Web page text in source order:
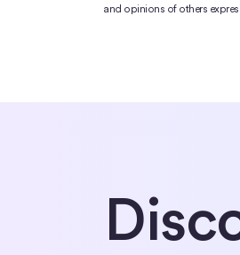
and opinions of others